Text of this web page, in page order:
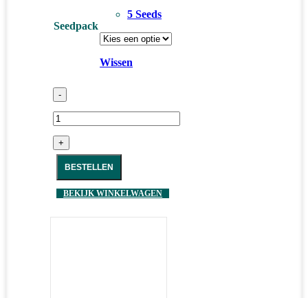
Seedpack
5 Seeds
Wissen
-
+
BESTELLEN
BEKIJK WINKELWAGEN